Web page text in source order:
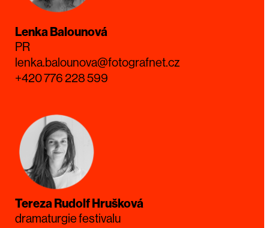
Lenka Balounová
PR
lenka.balounova@fotografnet.cz
+420 776 228 599
Tereza Rudolf Hrušková
dramaturgie festivalu